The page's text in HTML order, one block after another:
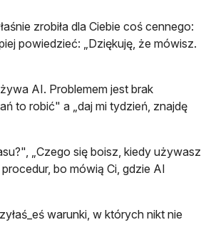
zrobiła dla Ciebie coś cennego:
powiedzieć: „Dziękuję, że mówisz.
AI. Problemem jest brak
to robić" a „daj mi tydzień, znajdę
„Czego się boisz, kiedy używasz
bo mówią Ci, gdzie AI
warunki, w których nikt nie